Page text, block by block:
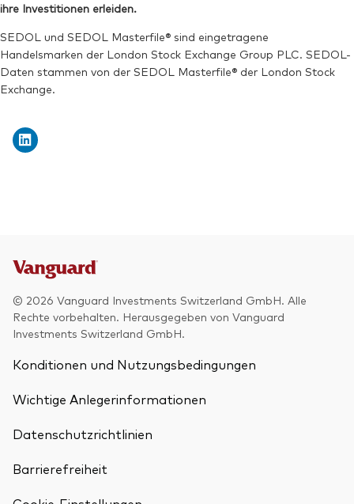
ihre Investitionen erleiden.
SEDOL und SEDOL Masterfile® sind eingetragene
Handelsmarken der London Stock Exchange Group PLC. SEDOL-
Daten stammen von der SEDOL Masterfile® der London Stock
Exchange.
© 2026 Vanguard Investments Switzerland GmbH. Alle
Rechte vorbehalten. Herausgegeben von Vanguard
Investments Switzerland GmbH.
Konditionen und Nutzungsbedingungen
Wichtige Anlegerinformationen
Datenschutzrichtlinien
Barrierefreiheit